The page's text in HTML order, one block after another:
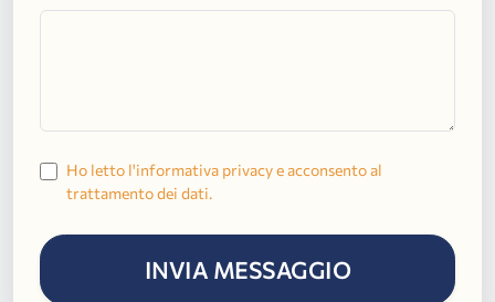
Ho letto l'informativa privacy e acconsento al
trattamento dei dati.
INVIA MESSAGGIO